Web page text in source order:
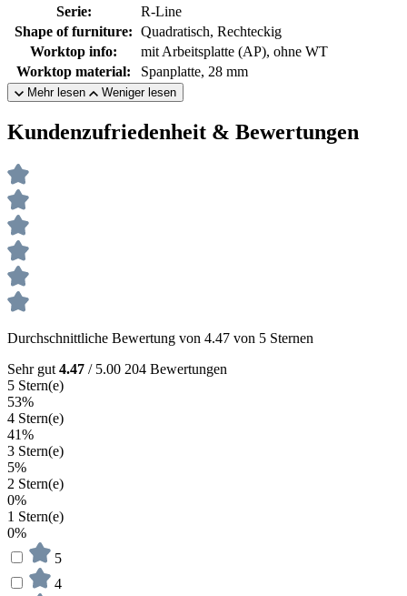
Serie:
R-Line
Shape of furniture: Quadratisch, Rechteckig
Worktop info:
mit Arbeitsplatte (AP), ohne WT
Worktop material:
Spanplatte, 28 mm
Mehr lesen Weniger lesen
Kundenzufriedenheit & Bewertungen
Durchschnittliche Bewertung von 4.47 von 5 Sternen
Sehr gut 4.47 / 5.00 204 Bewertungen
5 Stern(e)
53%
4 Stern(e)
41%
3 Stern(e)
5%
2 Stern(e)
0%
1 Stern(e)
0%
5
4